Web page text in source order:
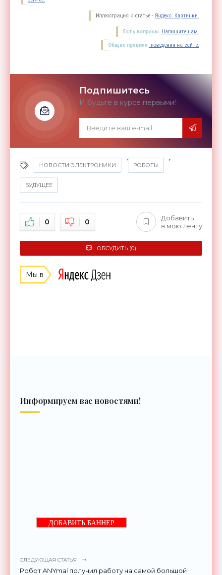
Иллюстрация к статье - Яндекс. Картинки.
Есть вопросы. Напишите нам.
Общие правила поведения на сайте.
Подпишитесь
И будьте в курсе первыми!
НОВОСТИ ЭЛЕКТРОНИКИ
,
РОБОТЫ
,
БУДУЩЕЕ
0 0
Добавить
в мою ленту
ОБСУДИТЬ (0)
Мы в
Информируем вас новостями!
ДОБАВИТЬ БАННЕР
СЛЕДУЮЩАЯ СТАТЬЯ
Робот ANYmal получил работу на самой большой